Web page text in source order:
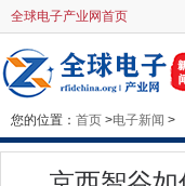
全球电子产业网首页
您的位置： 首页 >电子新闻 >